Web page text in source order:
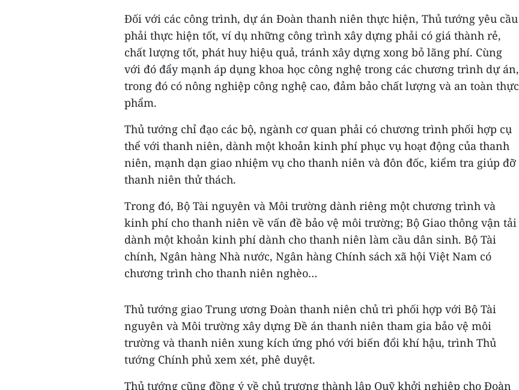
Đối với các công trình, dự án Đoàn thanh niên thực hiện, Thủ tướng yêu cầu
phải thực hiện tốt, ví dụ những công trình xây dựng phải có giá thành rẻ,
chất lượng tốt, phát huy hiệu quả, tránh xây dựng xong bỏ lãng phí. Cùng
với đó đẩy mạnh áp dụng khoa học công nghệ trong các chương trình dự án,
trong đó có nông nghiệp công nghệ cao, đảm bảo chất lượng và an toàn thực
phẩm.
Thủ tướng chỉ đạo các bộ, ngành cơ quan phải có chương trình phối hợp cụ
thể với thanh niên, dành một khoản kinh phí phục vụ hoạt động của thanh
niên, mạnh dạn giao nhiệm vụ cho thanh niên và đôn đốc, kiểm tra giúp đỡ
thanh niên thử thách.
Trong đó, Bộ Tài nguyên và Môi trường dành riêng một chương trình và
kinh phí cho thanh niên về vấn đề bảo vệ môi trường; Bộ Giao thông vận tải
dành một khoản kinh phí dành cho thanh niên làm cầu dân sinh. Bộ Tài
chính, Ngân hàng Nhà nước, Ngân hàng Chính sách xã hội Việt Nam có
chương trình cho thanh niên nghèo…
Thủ tướng giao Trung ương Đoàn thanh niên chủ trì phối hợp với Bộ Tài
nguyên và Môi trường xây dựng Đề án thanh niên tham gia bảo vệ môi
trường và thanh niên xung kích ứng phó với biến đổi khí hậu, trình Thủ
tướng Chính phủ xem xét, phê duyệt.
Thủ tướng cũng đồng ý về chủ trương thành lập Quỹ khởi nghiệp cho Đoàn